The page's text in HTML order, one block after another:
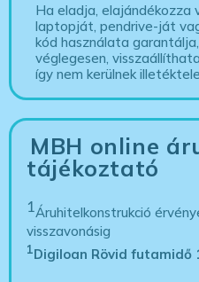
Ha eladja, elajándékozza
laptopját, pendrive-ját
kód használata
véglegesen,
így nem kerülnek
MBH online
tájékoztató
1Áruhitelkonstrukció
visszavonásig
1Digiloan Rövid futamidő